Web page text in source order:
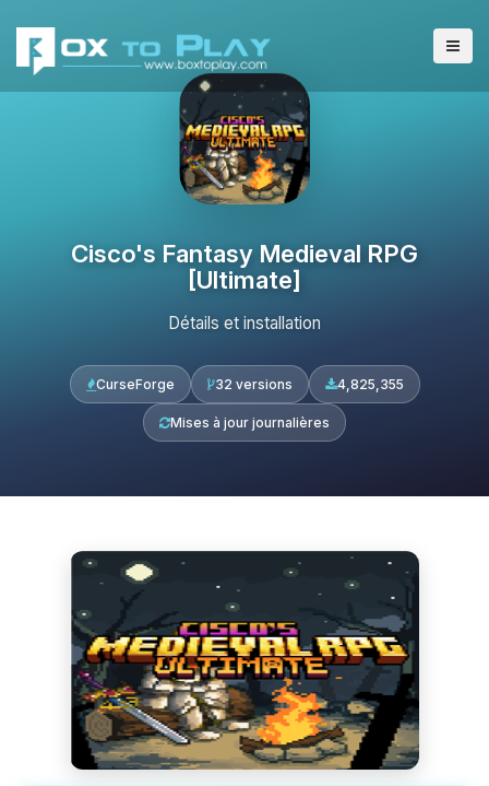
Cisco's Fantasy Medieval RPG
[Ultimate]
Détails et installation
CurseForge 32 versions 4,825,355
Mises à jour journalières